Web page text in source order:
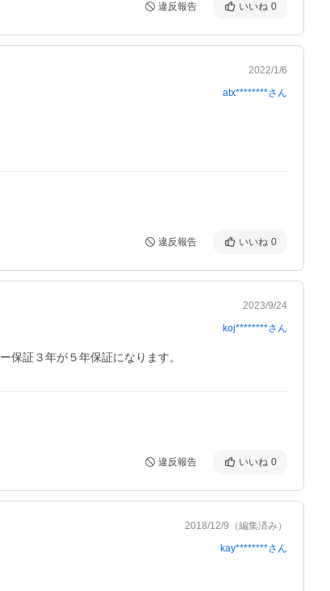
違反報告 いいね 0
2022/1/6
atx********さん
違反報告 いいね 0
2023/9/24
koj********さん
保証３年が５年保証になります。
違反報告 いいね 0
2018/12/9 （編集済み）
kay********さん